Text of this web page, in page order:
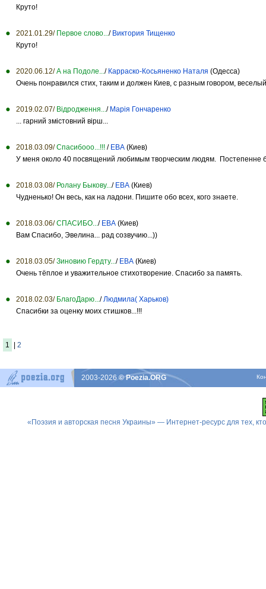
Круто!
2021.01.29/ Первое слово.../ Виктория Тищенко
Круто!
2020.06.12/ А на Подоле.../ Карраско-Косьяненко Наталя (Одесса)
Очень понравился стих, таким и должен Киев, с разным говором,
2019.02.07/ Відродження.../ Марія Гончаренко
... гарний змістовний вірш...
2018.03.09/ Спасибооо...!!! / ЕВА (Киев)
У меня около 40 посвящений любимым творческим людям. Постепенне
2018.03.08/ Ролану Быкову.../ ЕВА (Киев)
Чудненько! Он весь, как на ладони. Пишите обо всех, кого знаете.
2018.03.06/ СПАСИБО.../ ЕВА (Киев)
Вам Спасибо, Эвелина... рад созвучию...))
2018.03.05/ Зиновию Гердту.../ ЕВА (Киев)
Очень тёплое и уважительное стихотворение. Спасибо за память.
2018.02.03/ БлагоДарю.../Людмила( Харьков)
Спасибки за оценку моих стишков...!!!
1 2
2003-2026© Poezia.ORG
«Поэзия и авторская песня Украины» — Интернет-ресурс для тех,